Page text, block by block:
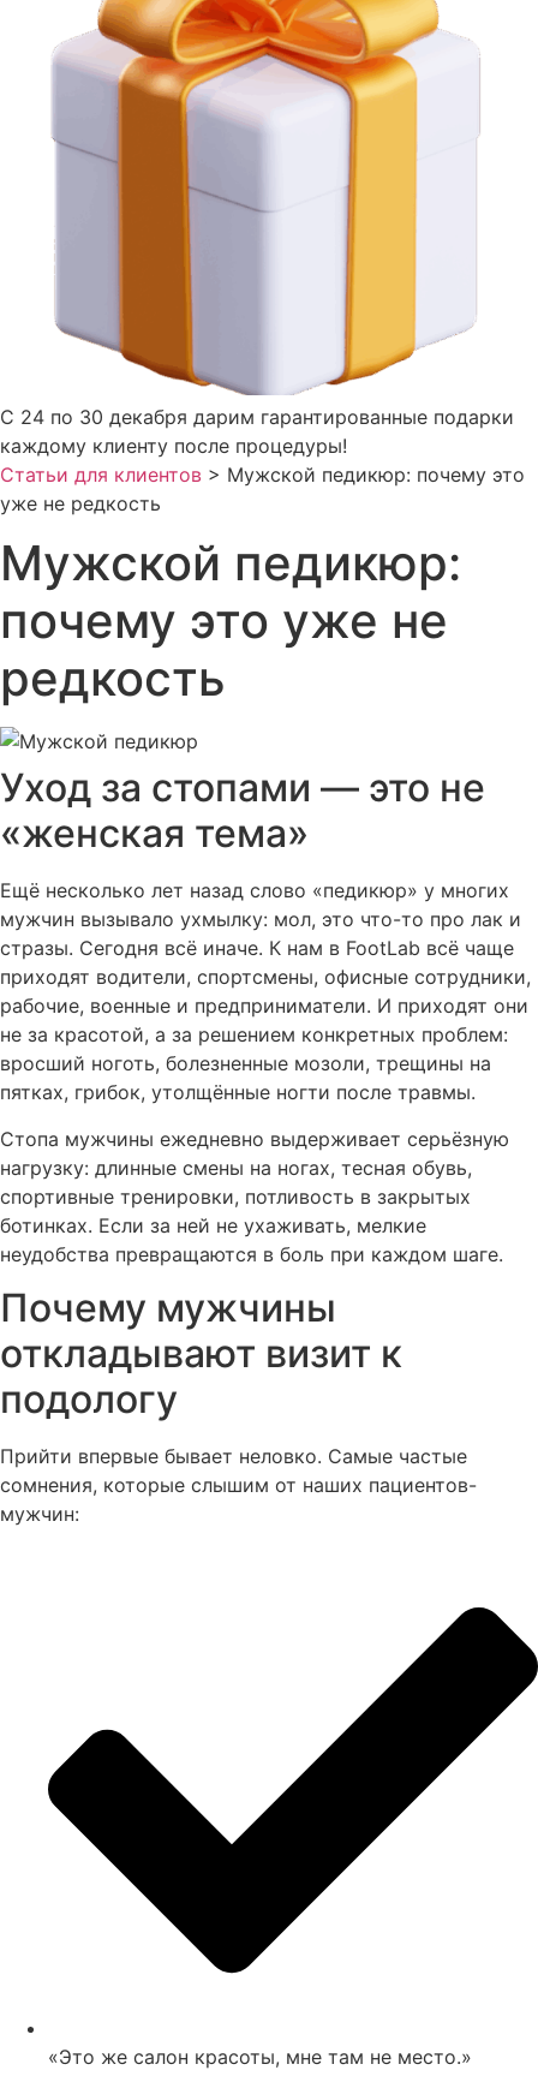
С 24 по 30 декабря дарим гарантированные подарки
каждому клиенту после процедуры!
Статьи для клиентов > Мужской педикюр: почему это
уже не редкость
Мужской педикюр:
почему это уже не
редкость
Уход за стопами — это не
«женская тема»
Ещё несколько лет назад слово «педикюр» у многих
мужчин вызывало ухмылку: мол, это что-то про лак и
стразы. Сегодня всё иначе. К нам в FootLab всё чаще
приходят водители, спортсмены, офисные сотрудники,
рабочие, военные и предприниматели. И приходят они
не за красотой, а за решением конкретных проблем:
вросший ноготь, болезненные мозоли, трещины на
пятках, грибок, утолщённые ногти после травмы.
Стопа мужчины ежедневно выдерживает серьёзную
нагрузку: длинные смены на ногах, тесная обувь,
спортивные тренировки, потливость в закрытых
ботинках. Если за ней не ухаживать, мелкие
неудобства превращаются в боль при каждом шаге.
Почему мужчины
откладывают визит к
подологу
Прийти впервые бывает неловко. Самые частые
сомнения, которые слышим от наших пациентов-
мужчин:
«Это же салон красоты, мне там не место.»